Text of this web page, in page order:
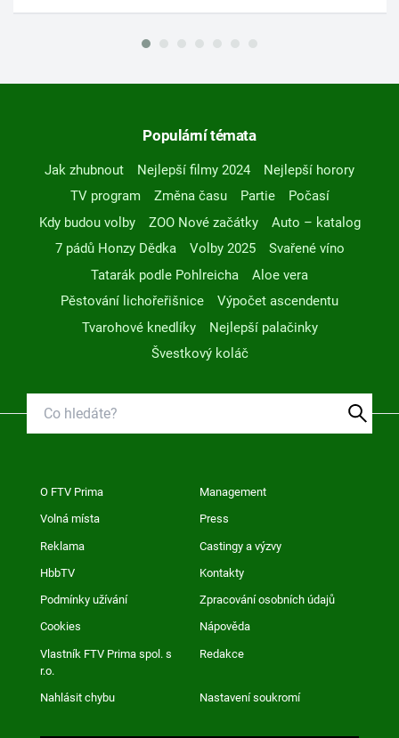
Populární témata
Jak zhubnout Nejlepší filmy 2024
Nejlepší horory
TV program
Změna času Partie
Počasí
Kdy budou volby
ZOO Nové začátky
Auto – katalog
7 pádů Honzy Dědka
Volby 2025
Svařené víno
Tatarák podle Pohlreicha
Aloe vera
Pěstování lichořeřišnice
Výpočet ascendentu
Tvarohové knedlíky
Nejlepší palačinky
Švestkový koláč
O FTV Prima Management
Volná místa Press
Reklama Castingy a výzvy
HbbTV Kontakty
Podmínky užívání Zpracování osobních údajů
Cookies Nápověda
Vlastník FTV Prima spol. s
r.o.
Redakce
Nahlásit chybu Nastavení soukromí